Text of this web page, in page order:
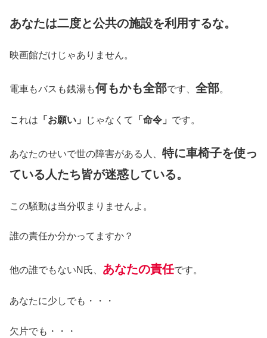
あなたは二度と公共の施設を利用するな。
映画館だけじゃありません。
電車もバスも銭湯も何もかも全部です、 全部。
これは 「お願い」 じゃなくて 「命令」 です。
あなたのせいで世の障害がある人、 特に車椅子を使っ
ている人たち皆が迷惑している。
この騒動は当分収まりませんよ。
誰の責任か分かってますか？
他の誰でもないN氏、 あなたの責任です。
あなたに少しでも・・・
欠片でも・・・